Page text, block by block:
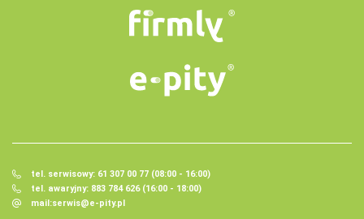
tel. serwisowy: 61 307 00 77 (08:00 - 16:00)
tel. awaryjny: 883 784 626 (16:00 - 18:00)
mail:serwis@e-pity.pl